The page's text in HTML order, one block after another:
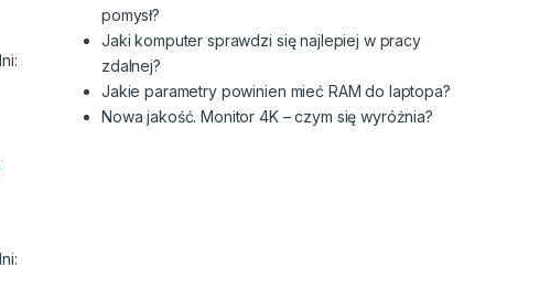
pomysł?
Jaki komputer sprawdzi się najlepiej w pracy
zdalnej?
Jakie parametry powinien mieć RAM do laptopa?
Nowa jakość. Monitor 4K – czym się wyróżnia?